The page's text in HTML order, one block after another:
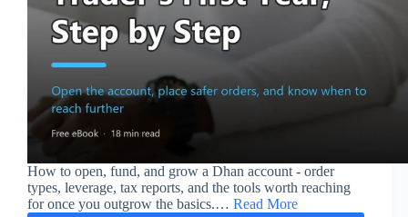
How to open, fund, and grow a Dhan account - order
types, leverage, tax reports, and the tools worth reaching
for once you outgrow the basics.… Read More